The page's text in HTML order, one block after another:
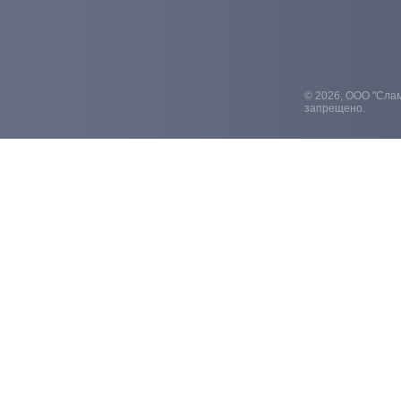
© 2026, ООО
запрещено.